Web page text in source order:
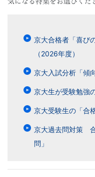
京大合格者「喜び
（2026年度）
京大入試分析「傾
京大生が受験勉強
京大受験生の「合
京大過去問対策
問」